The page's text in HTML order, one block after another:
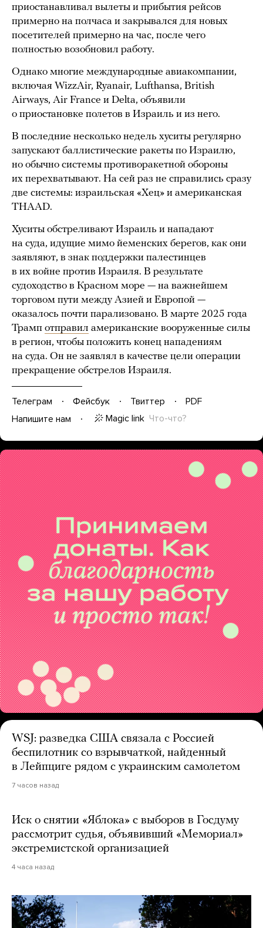
приостанавливал вылеты и прибытия рейсов
примерно на полчаса и закрывался для новых
посетителей примерно на час, после чего
полностью возобновил работу.
Однако многие международные авиакомпании,
включая WizzAir, Ryanair, Lufthansa, British
Airways, Air France и Delta, объявили
о приостановке полетов в Израиль и из него.
В последние несколько недель хуситы регулярно
запускают баллистические ракеты по Израилю,
но обычно системы противоракетной обороны
их перехватывают. На сей раз не справились сразу
две системы: израильская «Хец» и американская
THAAD.
Хуситы обстреливают Израиль и нападают
на суда, идущие мимо йеменских берегов, как они
заявляют, в знак поддержки палестинцев
в их войне против Израиля. В результате
судоходство в Красном море — на важнейшем
торговом пути между Азией и Европой —
оказалось почти парализовано. В марте 2025 года
Трамп отправил американские вооруженные силы
в регион, чтобы положить конец нападениям
на суда. Он не заявлял в качестве цели операции
прекращение обстрелов Израиля.
Телеграм Фейсбук Твиттер
PDF
Напишите нам
Magic link Что-что?
WSJ: разведка США связала с Россией
беспилотник со взрывчаткой, найденный
в Лейпциге рядом с украинским самолетом
7 часов назад
Иск о снятии «Яблока» с выборов в Госдуму
рассмотрит судья, объявивший «Мемориал»
экстремистской организацией
4 часа назад